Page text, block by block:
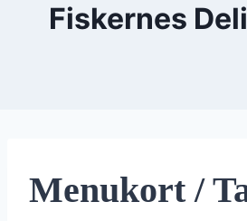
Fiskernes
Menukort /